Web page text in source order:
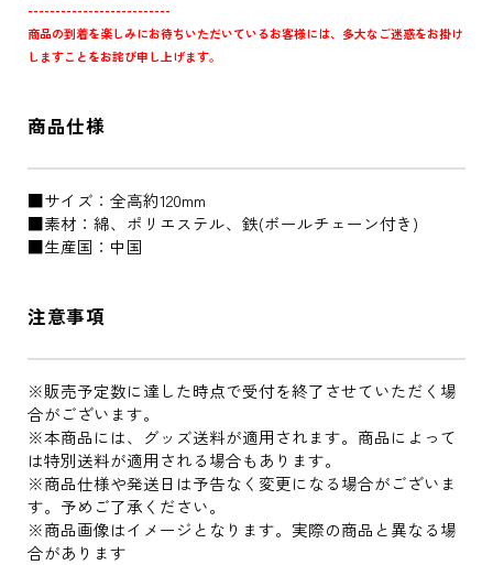
--------------------------
商品の到着を楽しみにお待ちいただいているお客様には、多大なご迷惑をお掛け
しますことをお詫び申し上げます。
商品仕様
■サイズ：全高約120mm
■素材：綿、ポリエステル、鉄(ボールチェーン付き)
■生産国：中国
注意事項
※販売予定数に達した時点で受付を終了させていただく場
合がございます。
※本商品には、グッズ送料が適用されます。商品によって
は特別送料が適用される場合もあります。
※商品仕様や発送日は予告なく変更になる場合がございま
す。予めご了承ください。
※商品画像はイメージとなります。実際の商品と異なる場
合があります